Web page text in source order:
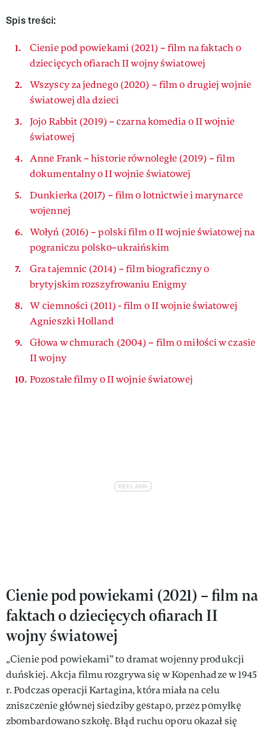
Spis treści:
Cienie pod powiekami (2021) – film na faktach o
dziecięcych ofiarach II wojny światowej
Wszyscy za jednego (2020) – film o drugiej wojnie
światowej dla dzieci
Jojo Rabbit (2019) – czarna komedia o II wojnie
światowej
Anne Frank – historie równoległe (2019) – film
dokumentalny o II wojnie światowej
Dunkierka (2017) – film o lotnictwie i marynarce
wojennej
Wołyń (2016) – polski film o II wojnie światowej na
pograniczu polsko–ukraińskim
Gra tajemnic (2014) – film biograficzny o
brytyjskim rozszyfrowaniu Enigmy
W ciemności (2011) - film o II wojnie światowej
Agnieszki Holland
Głowa w chmurach (2004) – film o miłości w czasie
II wojny
Pozostałe filmy o II wojnie światowej
Cienie pod powiekami (2021) – film na
faktach o dziecięcych ofiarach II
wojny światowej
„Cienie pod powiekami” to dramat wojenny produkcji
duńskiej. Akcja filmu rozgrywa się w Kopenhadze w 1945
r. Podczas operacji Kartagina, która miała na celu
zniszczenie głównej siedziby gestapo, przez pomyłkę
zbombardowano szkołę. Błąd ruchu oporu okazał się